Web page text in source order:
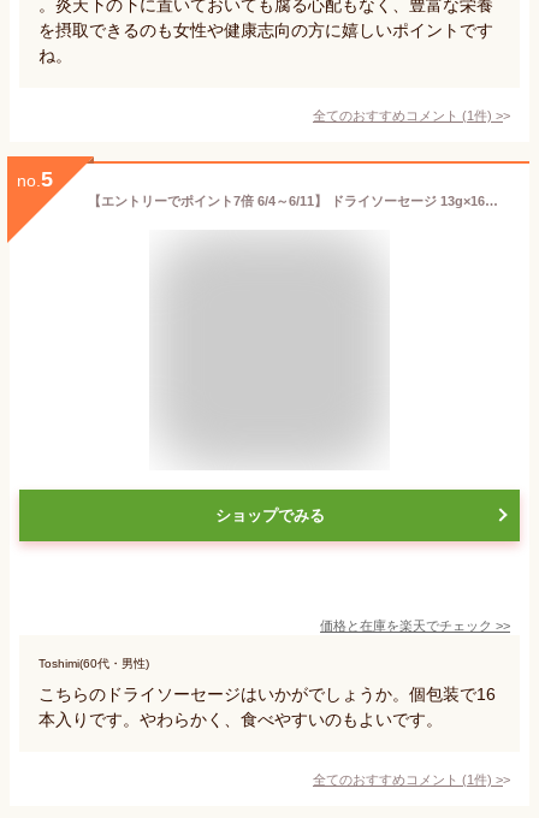
。炎天下の下に置いておいても腐る心配もなく、豊富な栄養
を摂取できるのも女性や健康志向の方に嬉しいポイントです
ね。
全てのおすすめコメント (1件) >
no. 5
【エントリーでポイント7倍 6/4～6/11】 ドライソーセージ 13g×16本 【 大袋ファミリーサイズ 】1200円均一 珍味 おつまみ ソーセージ やわらかロッキー カルパス ビールのお供 晩酌のお供 ソフトタイプ おやつ 酒の肴 個包装ソーセージ ロッキーカルパス 父の日
ショップでみる
価格と在庫を楽天でチェック >>
Toshimi(60代・男性)
こちらのドライソーセージはいかがでしょうか。個包装で16
本入りです。やわらかく、食べやすいのもよいです。
全てのおすすめコメント (1件) >